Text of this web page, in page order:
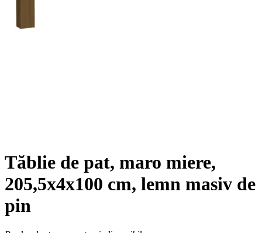
Tăblie de pat, maro miere,
205,5x4x100 cm, lemn masiv de
pin